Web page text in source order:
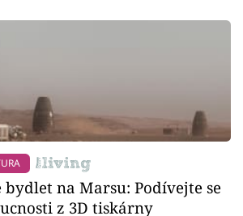
bydlet na Marsu: Podívejte se
z 3D tiskárny